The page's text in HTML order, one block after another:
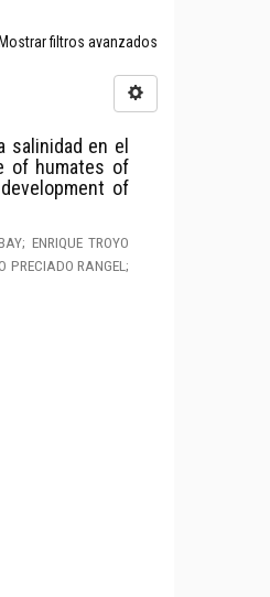
Mostrar filtros avanzados
en el
of humates of
of
ENRIQUE TROYO
PRECIADO RANGEL;